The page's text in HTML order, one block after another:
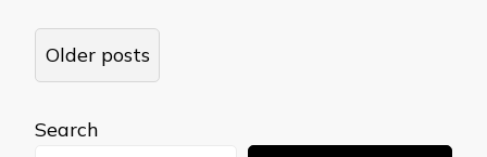
Posts
navigation
Older posts
Search